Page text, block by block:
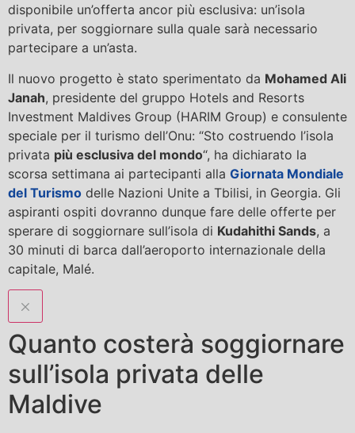
disponibile un’offerta ancor più esclusiva: un’isola
privata, per soggiornare sulla quale sarà necessario
partecipare a un’asta.
Il nuovo progetto è stato sperimentato da Mohamed Ali
Janah, presidente del gruppo Hotels and Resorts
Investment Maldives Group (HARIM Group) e consulente
speciale per il turismo dell’Onu: “Sto costruendo l’isola
privata più esclusiva del mondo“, ha dichiarato la
scorsa settimana ai partecipanti alla Giornata Mondiale
del Turismo delle Nazioni Unite a Tbilisi, in Georgia. Gli
aspiranti ospiti dovranno dunque fare delle offerte per
sperare di soggiornare sull’isola di Kudahithi Sands, a
30 minuti di barca dall’aeroporto internazionale della
capitale, Malé.
Quanto costerà soggiornare
sull’isola privata delle
Maldive